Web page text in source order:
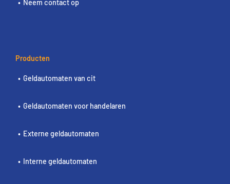
Neem contact op
Producten
Geldautomaten van cit
Geldautomaten voor handelaren
Externe geldautomaten
Interne geldautomaten